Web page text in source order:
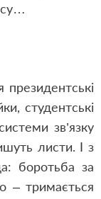
студентські
зв’язку
листи. І з
боротьба за
– тримається